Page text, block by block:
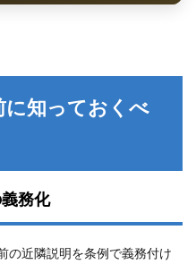
に知っておくべ
務化
の近隣説明を条例で義務付け